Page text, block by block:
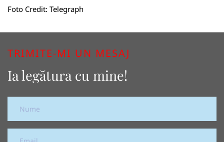
Foto Credit: Telegraph
TRIMITE-MI UN MESAJ
Ia legătura cu mine!